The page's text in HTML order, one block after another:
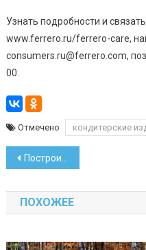
Узнать подробности и
www.ferrero.ru/ferrero-care,
consumers.ru@ferrero.com,
00.
Отмечено кондитерские
Навигация
по
записям
Построиться в городах-спутниках Минска сможет больше очередников
ПОХОЖЕЕ